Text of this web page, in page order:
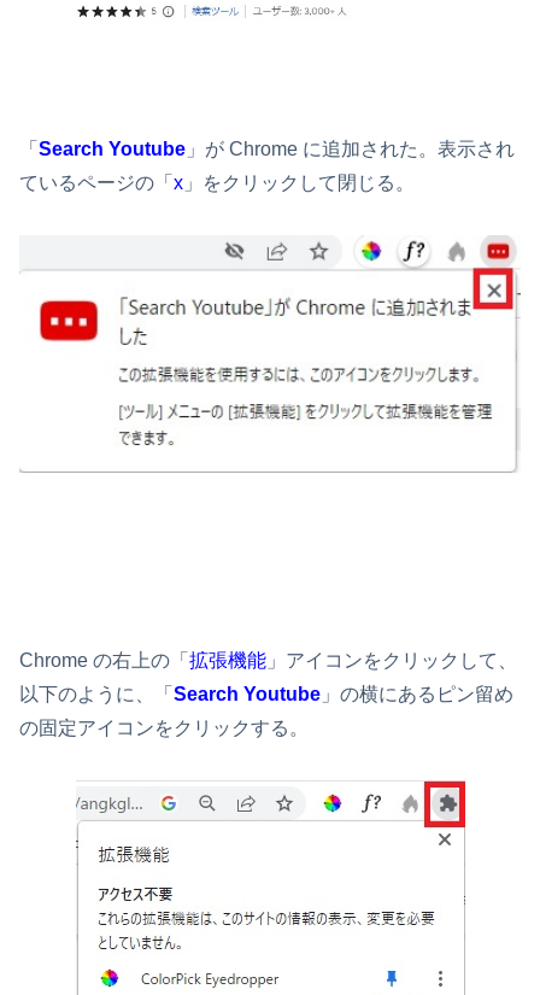
「 Search Youtube 」が Chrome に追加された。表示され
ているページの「 x 」をクリックして閉じる。
Chrome の右上の「 拡張機能 」アイコンをクリックして、
以下のように、「 Search Youtube 」の横にあるピン留め
の固定アイコンをクリックする。